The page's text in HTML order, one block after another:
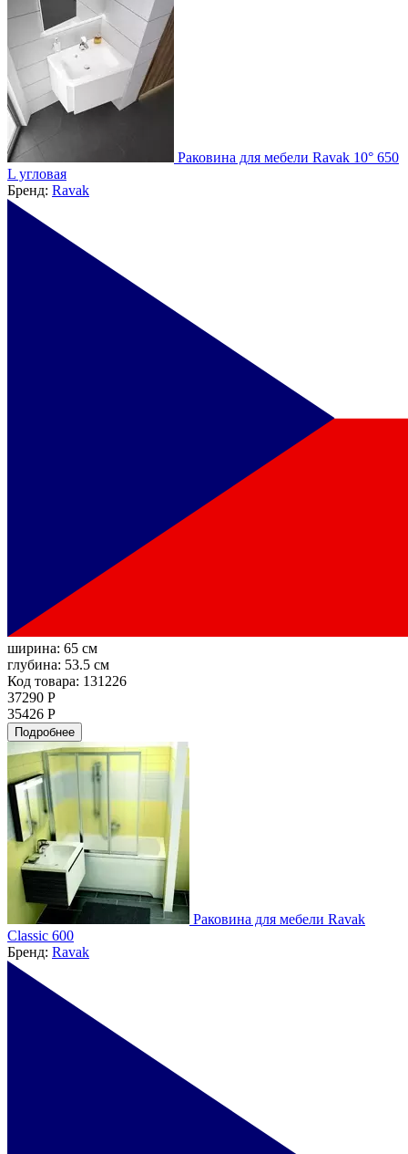
Раковина для мебели Ravak 10° 650
L угловая
Бренд: Ravak
ширина: 65 см
глубина: 53.5 см
Код товара: 131226
37290 Р
35426 Р
Подробнее
Раковина для мебели Ravak
Classic 600
Бренд: Ravak